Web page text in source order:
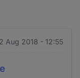
Aug 2018 - 12:55